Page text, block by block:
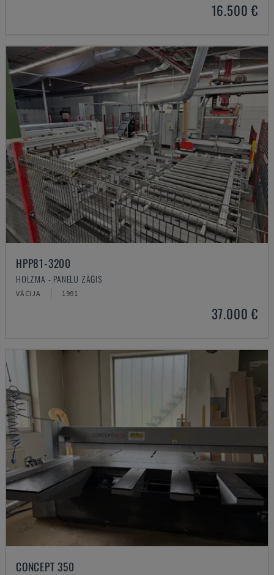
16.500 €
HPP81-3200
HOLZMA - PANEĻU ZĀĢIS
VĀCIJA 1991
37.000 €
CONCEPT 350